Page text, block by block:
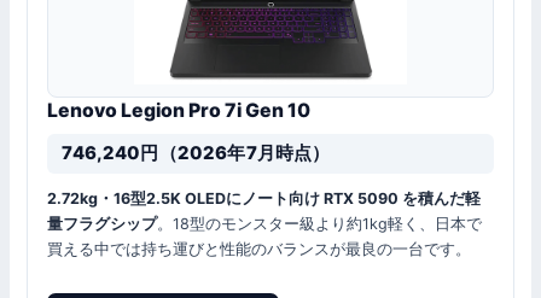
Lenovo Legion Pro 7i Gen 10
746,240円（2026年7月時点）
2.72kg・16型2.5K OLEDにノート向け RTX 5090 を積んだ軽
量フラグシップ。18型のモンスター級より約1kg軽く、日本で
買える中では持ち運びと性能のバランスが最良の一台です。